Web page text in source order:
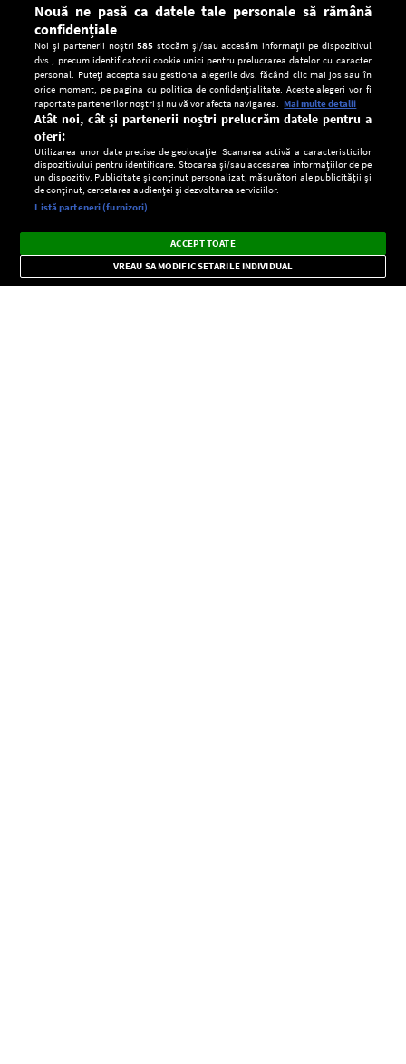
CONFIDENŢIALITATE
Setări:
Dark
Mode
Radio live, podcasturi, știri și alerte
importante.
×
Nouă ne pasă ca datele tale personale să rămână
confidențiale
Noi și partenerii noștri585 stocăm și/sau accesăm informații pe dispozitivul
dvs., precum identificatorii cookie unici pentru prelucrarea datelor cu caracter
personal. Puteți accepta sau gestiona alegerile dvs. făcând clic mai jos sau în
orice moment, pe pagina cu politica de confidențialitate. Aceste alegeri vor fi
raportate partenerilor noștri și nu vă vor afecta navigarea. Mai multe detalii
Atât noi, cât și partenerii noștri prelucrăm datele pentru a
oferi:
Utilizarea unor date precise de geolocație. Scanarea activă a caracteristicilor
dispozitivului pentru identificare. Stocarea și/sau accesarea informațiilor de pe
un dispozitiv. Publicitate și conținut personalizat, măsurători ale publicității și
de conținut, cercetarea audienței și dezvoltarea serviciilor.
Listă parteneri (furnizori)
ACCEPT TOATE
VREAU SA MODIFIC SETARILE INDIVIDUAL